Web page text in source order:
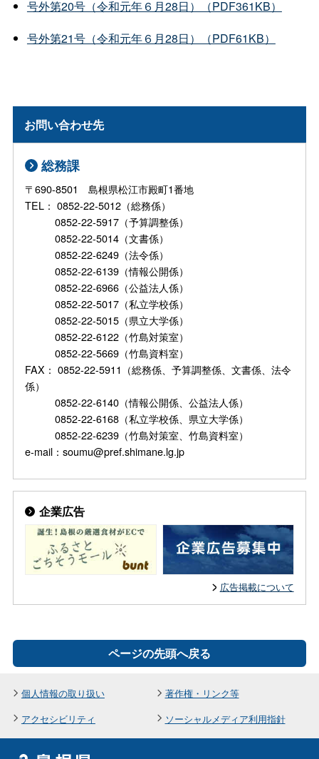
号外第20号（令和元年６月28日）（PDF361KB）
号外第21号（令和元年６月28日）（PDF61KB）
お問い合わせ先
総務課
〒690-8501 島根県松江市殿町1番地
TEL： 0852-22-5012（総務係）
0852-22-5917（予算調整係）
0852-22-5014（文書係）
0852-22-6249（法令係）
0852-22-6139（情報公開係）
0852-22-6966（公益法人係）
0852-22-5017（私立学校係）
0852-22-5015（県立大学係）
0852-22-6122（竹島対策室）
0852-22-5669（竹島資料室）
FAX： 0852-22-5911（総務係、予算調整係、文書係、法令
係）
0852-22-6140（情報公開係、公益法人係）
0852-22-6168（私立学校係、県立大学係）
0852-22-6239（竹島対策室、竹島資料室）
e-mail：soumu@pref.shimane.lg.jp
企業広告
広告掲載について
ページの先頭へ戻る
個人情報の取り扱い
著作権・リンク等
アクセシビリティ
ソーシャルメディア利用指針